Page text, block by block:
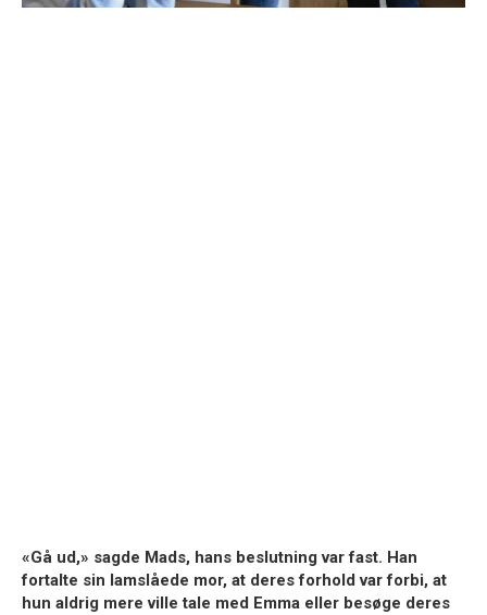
«Gå ud,» sagde Mads, hans beslutning var fast. Han
fortalte sin lamslåede mor, at deres forhold var forbi, at
hun aldrig mere ville tale med Emma eller besøge deres